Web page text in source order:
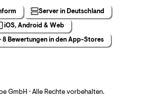
Server in Deutschland
iOS, Android & Web
8 Bewertungen in den App-Stores
GmbH · Alle Rechte vorbehalten.